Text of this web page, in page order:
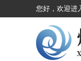
您好，欢迎进